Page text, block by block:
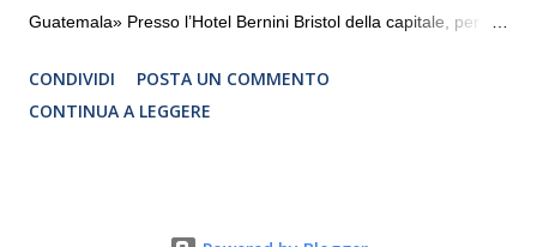
Guatemala» Presso l’Hotel Bernini Bristol della capitale, per la
programmazione del Rotary Club Roma Sud-Est che festeggia
i quaranta anni di attività. Un’occasione per raccontare al
CONDIVIDI
POSTA UN COMMENTO
CONTINUA A LEGGERE